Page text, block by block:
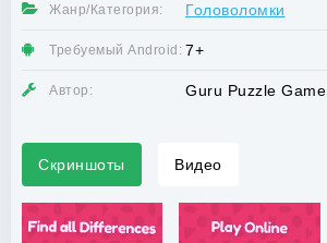
Жанр/Категория: Головоломки
Требуемый Android: 7+
Автор: Guru Puzzle Game
Скриншоты Видео